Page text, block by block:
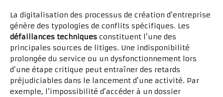
La digitalisation des processus de création d’entreprise
génère des typologies de conflits spécifiques. Les
défaillances techniques constituent l’une des
principales sources de litiges. Une indisponibilité
prolongée du service ou un dysfonctionnement lors
d’une étape critique peut entraîner des retards
préjudiciables dans le lancement d’une activité. Par
exemple, l’impossibilité d’accéder à un dossier